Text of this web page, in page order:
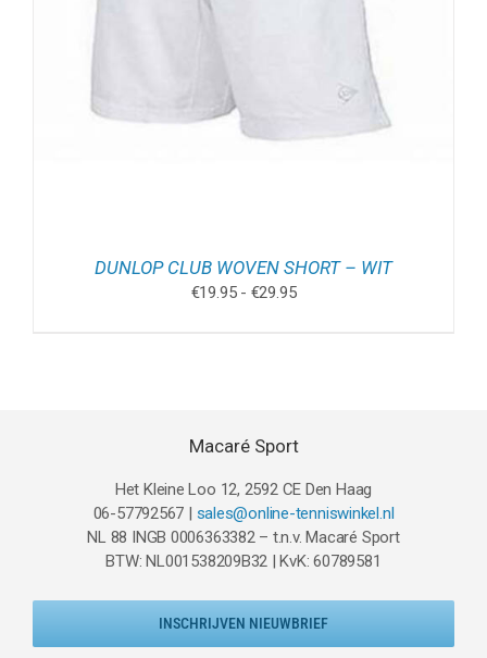
DUNLOP CLUB WOVEN SHORT – WIT
€19.95 - €29.95Prijsklasse:
Macaré Sport
Het Kleine Loo 12, 2592 CE Den Haag
06-57792567 | sales@online-tenniswinkel.nl
NL 88 INGB 0006363382 – t.n.v. Macaré Sport
BTW: NL001538209B32 | KvK: 60789581
INSCHRIJVEN NIEUWBRIEF